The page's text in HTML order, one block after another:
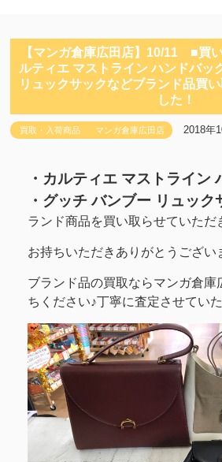
【マンガ倉庫広田店】10/11 ■買
ルティエ マストライン ハンドバッ
リュックサックなどブランド品買
した！
買取・入荷商品 マンガ倉庫広田店 2018年
・カルティエ マストライン
・グッチ バンブー リュック
ランド商品を買い取らせていただ
お持ちいただきありがとうござい
ブランド品の買取ならマンガ倉庫
ちください♪丁寧に査定させてい